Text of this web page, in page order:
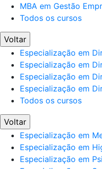
MBA em Gestão
Todos os cursos
Voltar
Especialização em
Especialização em
Especialização em
Especialização em
Todos os cursos
Voltar
Especialização em
Especialização em
Especialização em